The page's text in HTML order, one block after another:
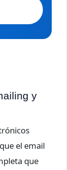
y
el email
que